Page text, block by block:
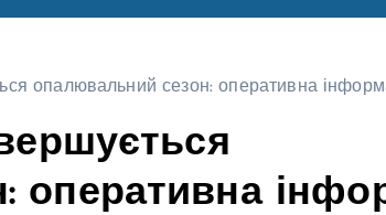
опалювальний сезон: оперативна
оперативна